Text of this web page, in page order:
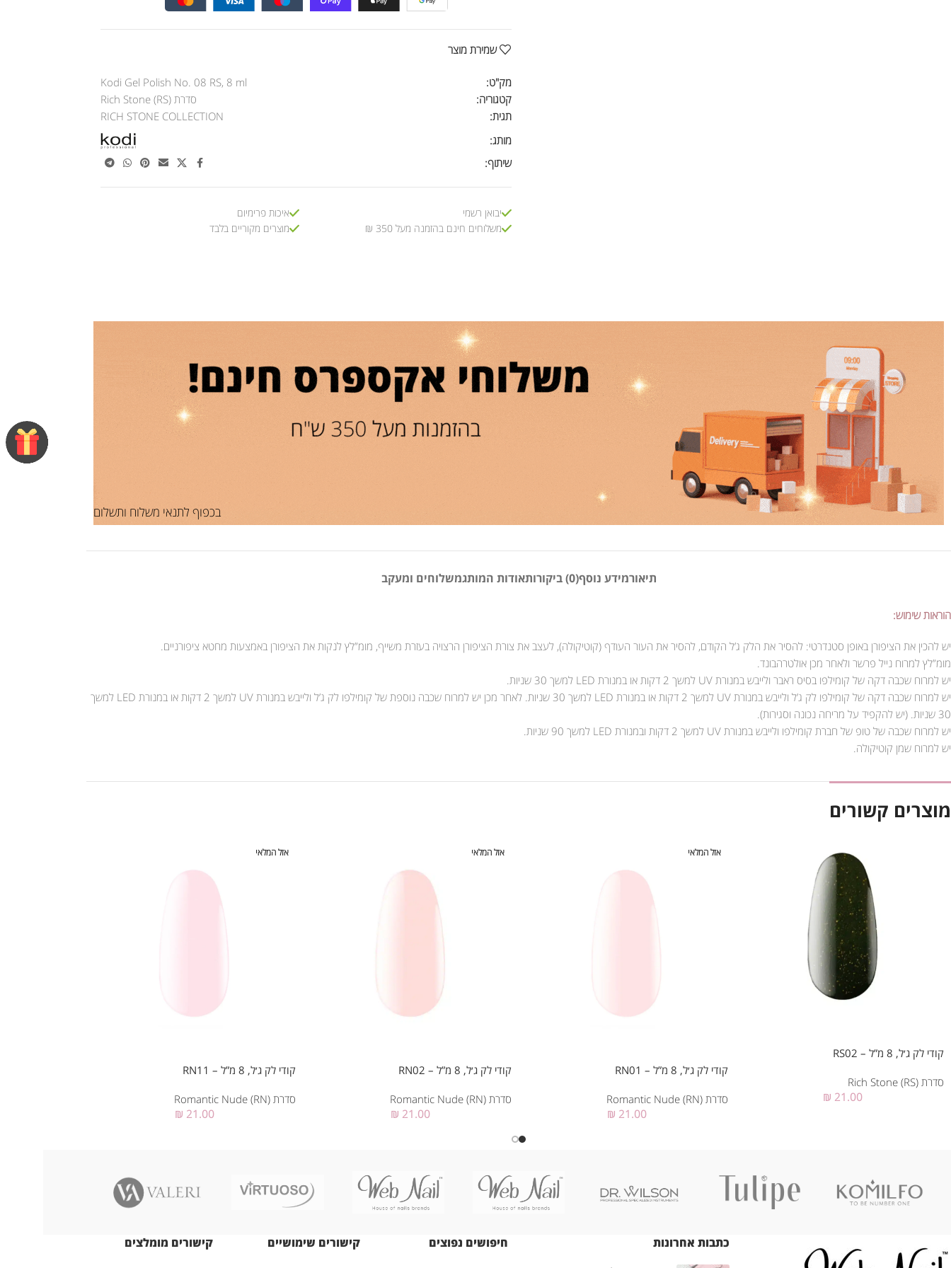
שמירת מוצר
מק"ט:
Kodi Gel Polish No. 08 RS, 8 ml
קטגוריה:
סדרת Rich Stone (RS)
תגית:
RICH STONE COLLECTION
מותג:
שיתוף:
יבואן רשמי
משלוחים חינם בהזמנה מעל 350 ₪
איכות פרימיום
מוצרים מקוריים בלבד
בכפוף לתנאי משלוח ותשלום
תיאורמידע נוסף(0) ביקורות אודות המותגמשלוחים ומעקב
הוראות שימוש:
יש להכין את הציפורן באופן סטנדרטי: להסיר את הלק ג’ל הקודם, להסיר את העור העודף (קוטיקולה), לעצב את צורת הציפורן הרצויה בעזרת משייף, מומ”לץ לנקות את הציפורן באמצעות מחטא ציפורניים.
מומ”לץ למרוח נייל פרשר ולאחר מכן אולטרהבונד.
יש למרוח שכבה דקה של קומילפו בסיס ראבר ולייבש במנורת UV למשך 2 דקות או במנורת LED למשך 30 שניות.
יש למרוח שכבה דקה של קומילפו לק ג’ל ולייבש במנורת UV למשך 2 דקות או במנורת LED למשך 30 שניות. לאחר מכן יש למרוח שכבה נוספת של קומילפו לק ג’ל ולייבש במנורת UV למשך 2 דקות או במנורת LED למשך
30 שניות. (יש להקפיד על מריחה נכונה וסגירות).
יש למרוח שכבה של טופ של חברת קומילפו ולייבש במנורת UV למשך 2 דקות ובמנורת LED למשך 90 שניות.
יש למרוח שמן קוטיקולה.
מוצרים קשורים
קודי לק ג׳ל, 8 מ”ל – RS02
סדרת Rich Stone (RS)
₪ 21.00
אזל המלאי
קודי לק ג׳ל, 8 מ”ל – RN01
סדרת Romantic Nude (RN)
₪ 21.00
אזל המלאי
קודי לק ג׳ל, 8 מ”ל – RN02
סדרת Romantic Nude (RN)
₪ 21.00
אזל המלאי
קודי לק ג׳ל, 8 מ”ל – RN11
סדרת Romantic Nude (RN)
₪ 21.00
כתבות אחרונות חיפושים נפוצים קישורים שימושיים קישורים מומלצים